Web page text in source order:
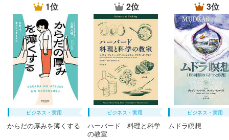
1位
ビジネス・実用
からだの厚みを薄くする
2位
ビジネス・実用
ハーバード 料理と科学
の教室
3位
ビジネス・実用
ムドラ瞑想